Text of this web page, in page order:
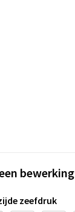
bewerking
zeefdruk